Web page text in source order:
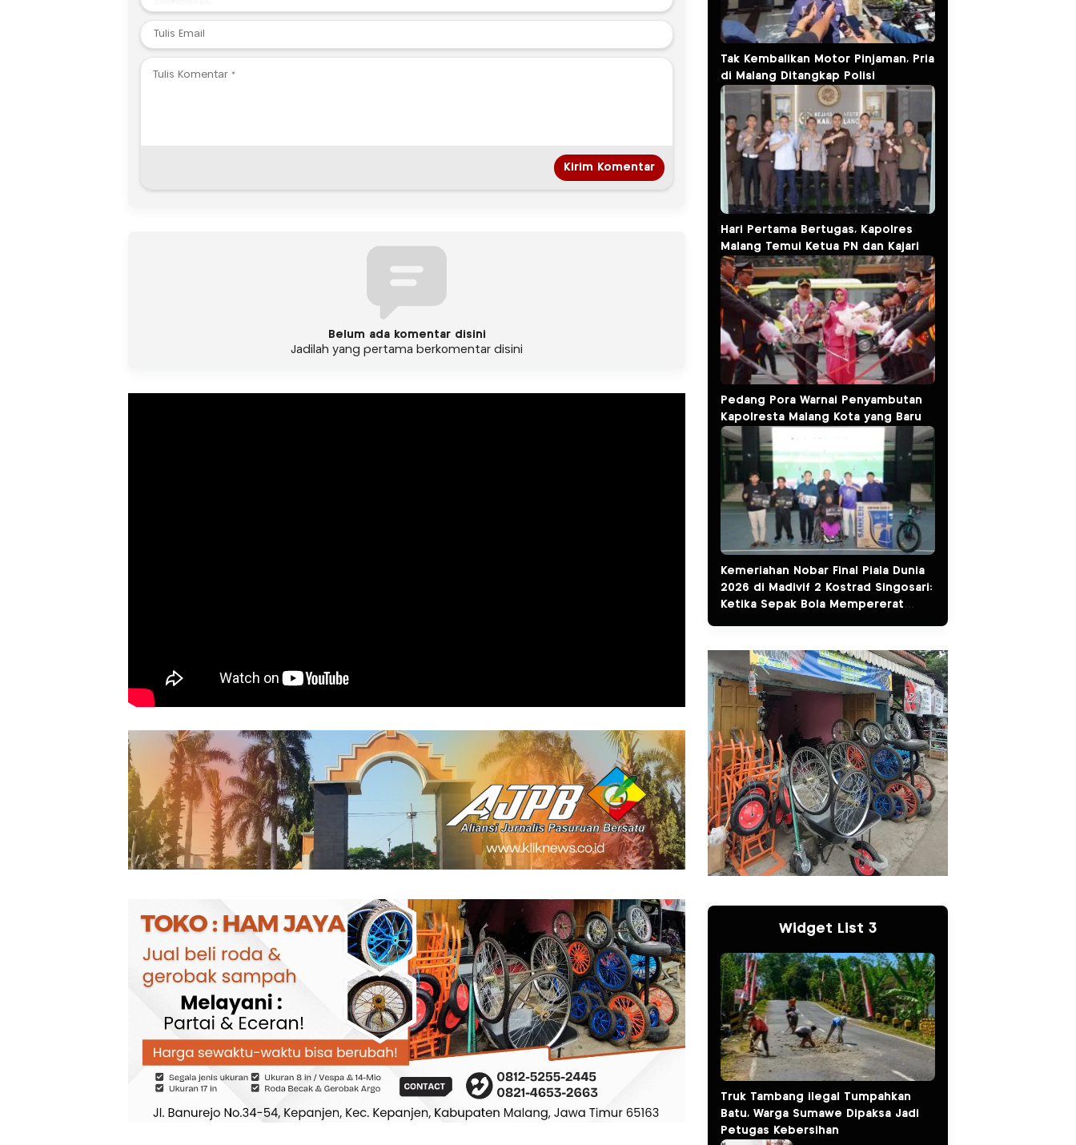
Belum ada komentar disini
Jadilah yang pertama berkomentar disini
Tak Kembalikan Motor Pinjaman, Pria
di Malang Ditangkap Polisi
Hari Pertama Bertugas, Kapolres
Malang Temui Ketua PN dan Kajari
Pedang Pora Warnai Penyambutan
Kapolresta Malang Kota yang Baru
Kemeriahan Nobar Final Piala Dunia
2026 di Madivif 2 Kostrad Singosari:
Ketika Sepak Bola Mempererat
Widget List 3
Truk Tambang ilegal Tumpahkan
Batu, Warga Sumawe Dipaksa Jadi
Petugas Kebersihan